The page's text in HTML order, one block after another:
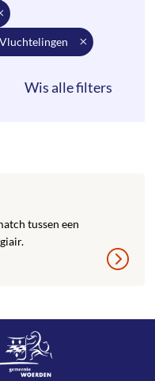
vluchtelingen
tussen een